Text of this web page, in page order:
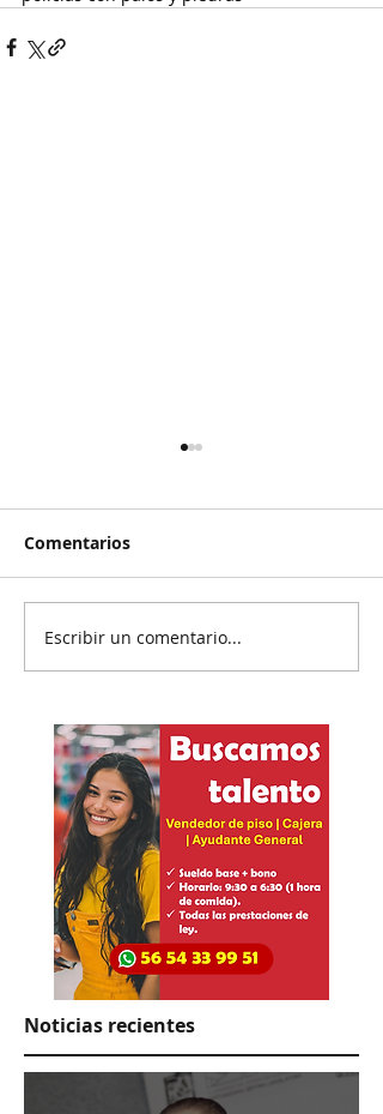
Reanudan
parcialmente
aguacate
Comentarios
Escribir un comentario...
Noticias recientes